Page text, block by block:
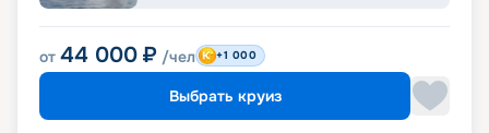
от 44 000 ₽ /чел +1 000
Выбрать круиз